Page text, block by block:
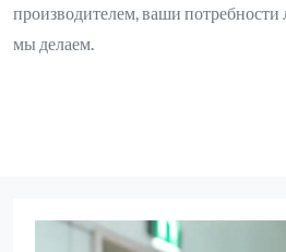
производителем, ваши потребности
мы делаем.